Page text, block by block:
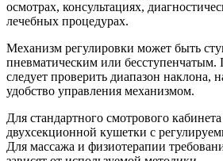
осмотрах, консультациях,
лечебных процедурах.
Механизм регулировки может быть
пневматическим или бесступенчатым.
следует проверить диапазон наклона,
удобство управления механизмом.
Для стандартного смотрового
двухсекционной кушетки с
Для массажа и физиотерапии